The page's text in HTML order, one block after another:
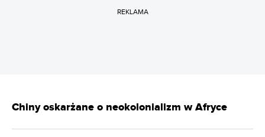
REKLAMA
Chiny oskarżane o neokolonializm w Afryce